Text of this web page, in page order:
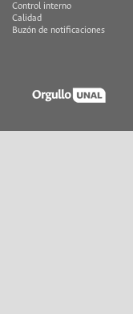
Control interno
Calidad
Buzón de notificaciones